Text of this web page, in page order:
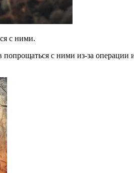
с ними.
с ними из-за операции